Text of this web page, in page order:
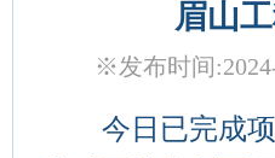
眉山
※发布时间
今日已完成项